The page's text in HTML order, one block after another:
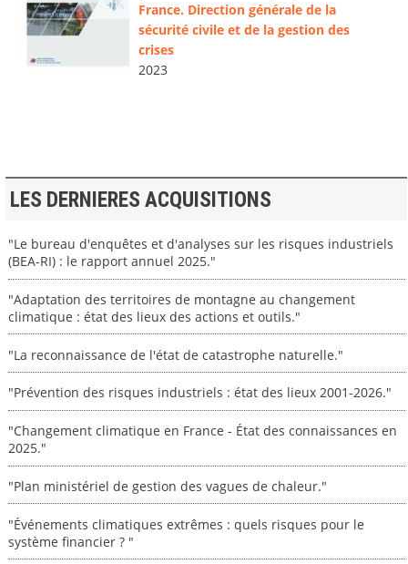
France. Direction générale de la
sécurité civile et de la gestion des
crises
2023
LES DERNIERES ACQUISITIONS
"Le bureau d'enquêtes et d'analyses sur les risques industriels
(BEA-RI) : le rapport annuel 2025."
"Adaptation des territoires de montagne au changement
climatique : état des lieux des actions et outils."
"La reconnaissance de l'état de catastrophe naturelle."
"Prévention des risques industriels : état des lieux 2001-2026."
"Changement climatique en France - État des connaissances en
2025."
"Plan ministériel de gestion des vagues de chaleur."
"Événements climatiques extrêmes : quels risques pour le
système financier ? "